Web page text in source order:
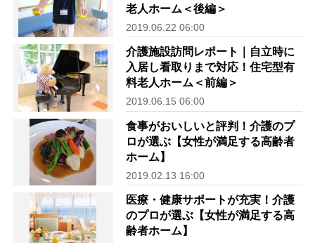
老人ホーム＜後編＞
2019.06.22 06:00
介護施設訪問レポート｜自立時に
入居し看取りまで対応！住宅型有
料老人ホーム＜前編＞
2019.06.15 06:00
食事がおいしいと評判！介護のプ
ロが選ぶ【女性が満足する高齢者
ホーム】
2019.02.13 16:00
医療・健康サポートが充実！介護
のプロが選ぶ【女性が満足する高
齢者ホーム】